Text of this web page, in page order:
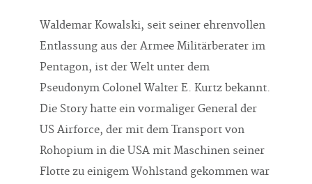
Waldemar Kowalski, seit seiner ehrenvollen
Entlassung aus der Armee Militärberater im
Pentagon, ist der Welt unter dem
Pseudonym Colonel Walter E. Kurtz bekannt.
Die Story hatte ein vormaliger General der
US Airforce, der mit dem Transport von
Rohopium in die USA mit Maschinen seiner
Flotte zu einigem Wohlstand gekommen war